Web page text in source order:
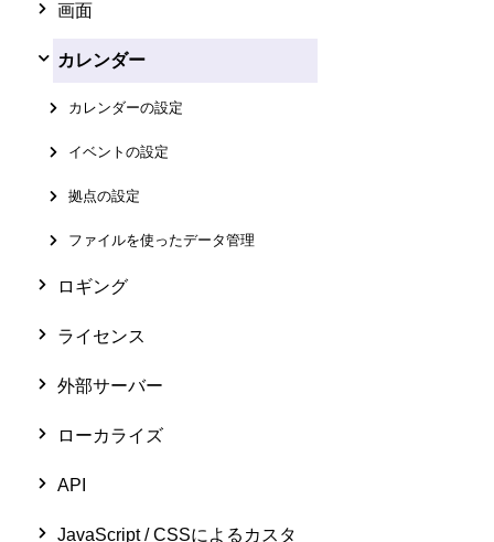
画面
カレンダー
カレンダーの設定
イベントの設定
拠点の設定
ファイルを使ったデータ管理
ロギング
ライセンス
外部サーバー
ローカライズ
API
JavaScript / CSSによるカスタ